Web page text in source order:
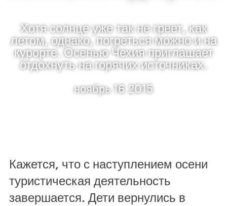
Хотя солнце уже так не греет, как
летом, однако, погреться можно и на
курорте. Осенью Чехия приглашает
отдохнуть на горячих источниках.
ноябрь 16 2015
Кажется, что с наступлением осени
туристическая деятельность
завершается. Дети вернулись в